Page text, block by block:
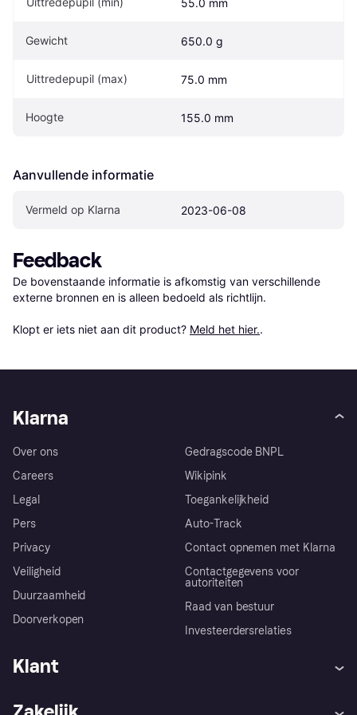
55.0 mm
Gewicht 650.0 g
Uittredepupil (max) 75.0 mm
Hoogte 155.0 mm
Aanvullende informatie
Vermeld op Klarna 2023-06-08
Feedback
De bovenstaande informatie is afkomstig van verschillende
externe bronnen en is alleen bedoeld als richtlijn.
Klopt er iets niet aan dit product? Meld het hier..
Klarna
Over ons
Careers
Legal
Pers
Privacy
Veiligheid
Duurzaamheid
Doorverkopen
Gedragscode BNPL
Wikipink
Toegankelijkheid
Auto-Track
Contact opnemen met Klarna
Contactgegevens voor
autoriteiten
Raad van bestuur
Investeerdersrelaties
Klant